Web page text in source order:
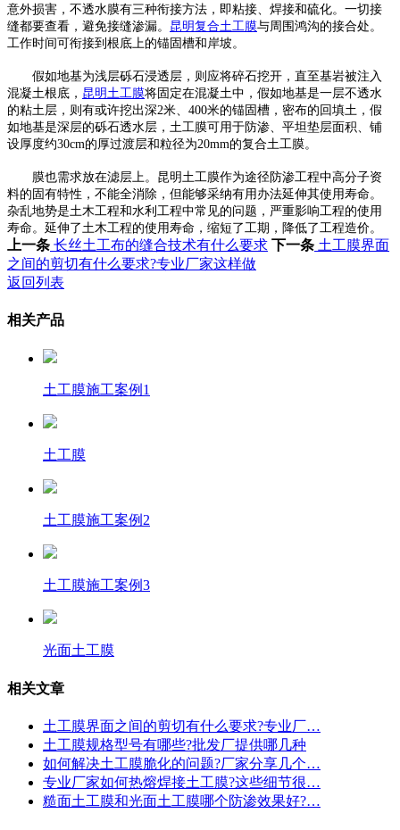
意外损害，不透水膜有三种衔接方法，即粘接、焊接和硫化。一切接
缝都要查看，避免接缝渗漏。 昆明复合土工膜与周围鸿沟的接合处。
工作时间可衔接到根底上的锚固槽和岸坡。
假如地基为浅层砾石浸透层，则应将碎石挖开，直至基岩被注入
混凝土根底， 昆明土工膜将固定在混凝土中，假如地基是一层不透水
的粘土层，则有或许挖出深2米、400米的锚固槽，密布的回填土，假
如地基是深层的砾石透水层，土工膜可用于防渗、平坦垫层面积、铺
设厚度约30cm的厚过渡层和粒径为20mm的复合土工膜。
膜也需求放在滤层上。昆明土工膜作为途径防渗工程中高分子资
料的固有特性，不能全消除，但能够采纳有用办法延伸其使用寿命。
杂乱地势是土木工程和水利工程中常见的问题，严重影响工程的使用
寿命。延伸了土木工程的使用寿命，缩短了工期，降低了工程造价。
上一条 长丝土工布的缝合技术有什么要求 下一条 土工膜界面
之间的剪切有什么要求?专业厂家这样做
返回列表
相关产品
土工膜施工案例1
土工膜
土工膜施工案例2
土工膜施工案例3
光面土工膜
相关文章
土工膜界面之间的剪切有什么要求?专业厂…
土工膜规格型号有哪些?批发厂提供哪几种
如何解决土工膜脆化的问题?厂家分享几个…
专业厂家如何热熔焊接土工膜?这些细节很…
糙面土工膜和光面土工膜哪个防渗效果好?…